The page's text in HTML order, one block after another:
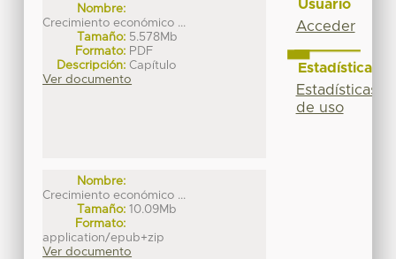
Nombre:
Crecimiento económico ...
Tamaño: 5.578Mb
Formato: PDF
Descripción: Capítulo
Ver documento
Nombre:
Crecimiento económico ...
Tamaño: 10.09Mb
Formato:
application/epub+zip
Ver documento
Usuario
Acceder
Estadísticas
Estadísticas
de uso